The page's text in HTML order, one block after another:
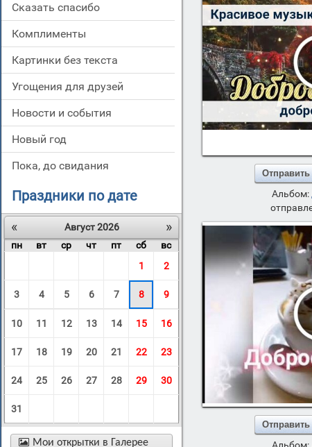
сказать спасибо
комплименты
картинки без текста
угощения для друзей
новости и события
новый год
пока, до свидания
Праздники по дате
«
»
Август 2026
пн
вт ср чт пт сб
вс
1
2
3 4 5 6 7 8 9
10 11 12 13 14 15 16
17 18 19 20 21 22 23
24 25 26 27 28 29 30
31
 Мои открытки в Галерее
Отправить
Альбом:
Отправить